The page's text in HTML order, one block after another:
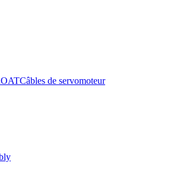
Câbles de servomoteur